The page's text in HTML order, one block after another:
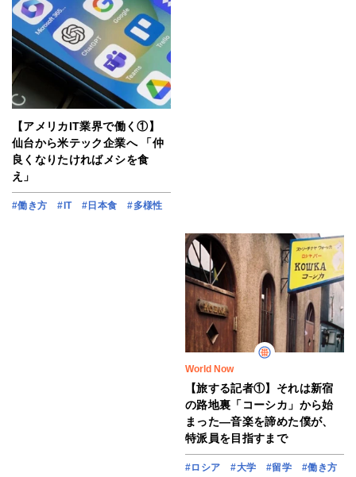
【アメリカIT業界で働く①】
仙台から米テック企業へ 「仲
良くなりたければメシを食
え」
#働き方 #IT #日本食 #多様性
World Now
【旅する記者①】それは新宿
の路地裏「コーシカ」から始
まった―音楽を諦めた僕が、
特派員を目指すまで
#ロシア #大学 #留学
#働き方